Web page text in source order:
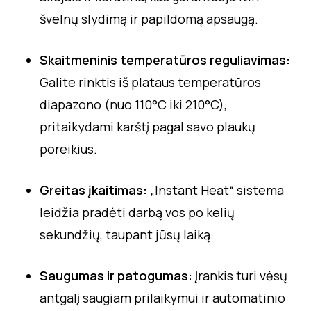
švelnų slydimą ir papildomą apsaugą.
Skaitmeninis temperatūros reguliavimas:
Galite rinktis iš plataus temperatūros
diapazono (nuo 110°C iki 210°C),
pritaikydami karštį pagal savo plaukų
poreikius.
Greitas įkaitimas: „Instant Heat“ sistema
leidžia pradėti darbą vos po kelių
sekundžių, taupant jūsų laiką.
Saugumas ir patogumas: Įrankis turi vėsų
antgalį saugiam prilaikymui ir automatinio